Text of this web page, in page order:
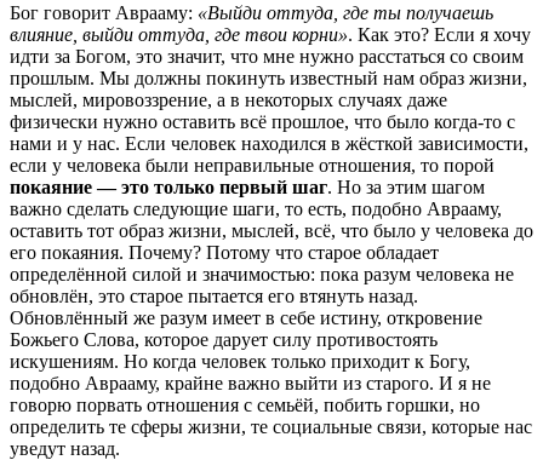
Бог говорит Аврааму: «Выйди оттуда, где ты получаешь
влияние, выйди оттуда, где твои корни». Как это? Если я хочу
идти за Богом, это значит, что мне нужно расстаться со своим
прошлым. Мы должны покинуть известный нам образ жизни,
мыслей, мировоззрение, а в некоторых случаях даже
физически нужно оставить всё прошлое, что было когда-то с
нами и у нас. Если человек находился в жёсткой зависимости,
если у человека были неправильные отношения, то порой
покаяние — это только первый шаг. Но за этим шагом
важно сделать следующие шаги, то есть, подобно Аврааму,
оставить тот образ жизни, мыслей, всё, что было у человека до
его покаяния. Почему? Потому что старое обладает
определённой силой и значимостью: пока разум человека не
обновлён, это старое пытается его втянуть назад.
Обновлённый же разум имеет в себе истину, откровение
Божьего Слова, которое дарует силу противостоять
искушениям. Но когда человек только приходит к Богу,
подобно Аврааму, крайне важно выйти из старого. И я не
говорю порвать отношения с семьёй, побить горшки, но
определить те сферы жизни, те социальные связи, которые нас
уведут назад.